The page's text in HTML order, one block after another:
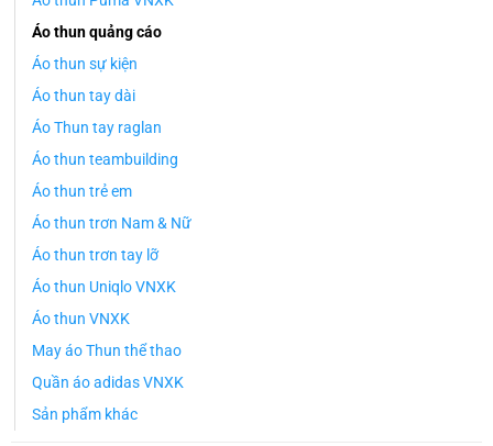
Áo thun quảng cáo
Áo thun sự kiện
Áo thun tay dài
Áo Thun tay raglan
Áo thun teambuilding
Áo thun trẻ em
Áo thun trơn Nam & Nữ
Áo thun trơn tay lỡ
Áo thun Uniqlo VNXK
Áo thun VNXK
May áo Thun thể thao
Quần áo adidas VNXK
Sản phẩm khác